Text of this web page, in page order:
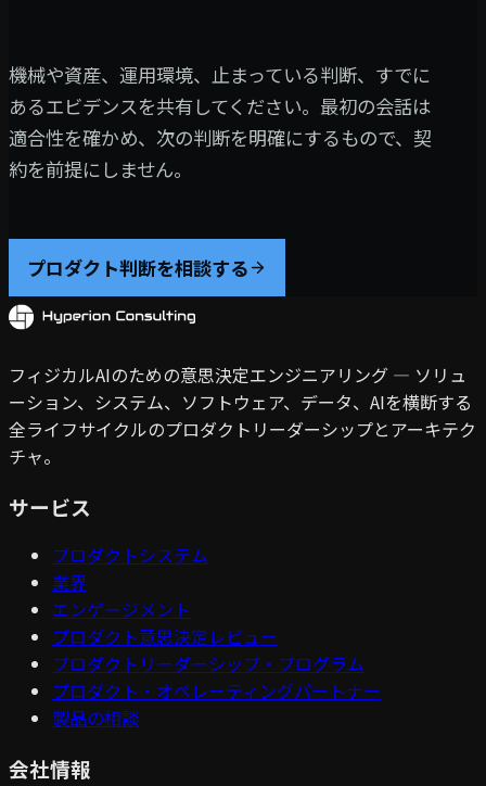
機械や資産、運用環境、止まっている判断、すでに
あるエビデンスを共有してください。最初の会話は
適合性を確かめ、次の判断を明確にするもので、契
約を前提にしません。
プロダクト判断を相談する
フィジカルAIのための意思決定エンジニアリング — ソリュ
ーション、システム、ソフトウェア、データ、AIを横断する
全ライフサイクルのプロダクトリーダーシップとアーキテク
チャ。
サービス
プロダクトシステム
業界
エンゲージメント
プロダクト意思決定レビュー
プロダクトリーダーシップ・プログラム
プロダクト・オペレーティングパートナー
製品の相談
会社情報